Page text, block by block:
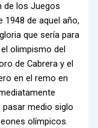
de los Juegos
1948 de aquel año,
que sería para
olimpismo del
de Cabrera y el
en el remo en
medio siglo
olímpicos.